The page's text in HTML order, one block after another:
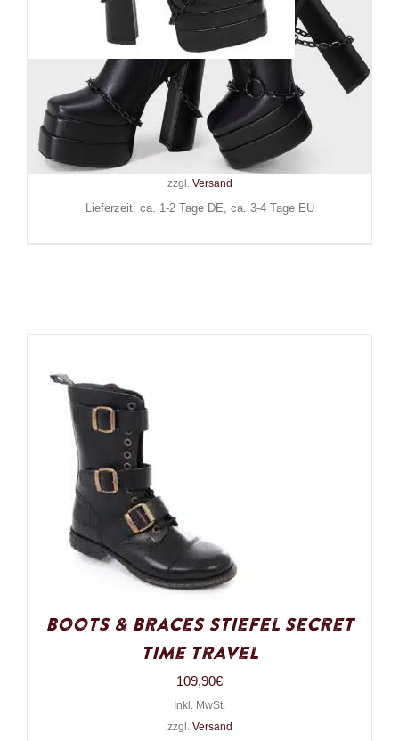
Killstar Stiefel Gloomed and
Doomed Knee High
149,90€
Inkl. MwSt.
zzgl. Versand
Lieferzeit: ca. 1-2 Tage DE, ca. 3-4 Tage EU
Boots & Braces Stiefel Secret
Time Travel
109,90€
Inkl. MwSt.
zzgl. Versand